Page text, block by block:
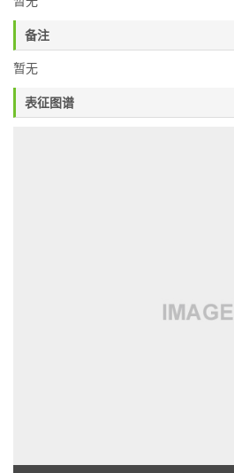
备注
暂无
表征图谱